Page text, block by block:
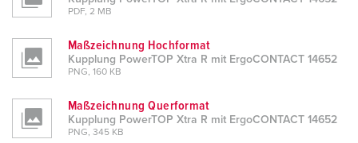
PDF, 2 MB
Maßzeichnung Hochformat
Kupplung PowerTOP Xtra R mit ErgoCONTACT 14652
PNG, 160 KB
Maßzeichnung Querformat
Kupplung PowerTOP Xtra R mit ErgoCONTACT 14652
PNG, 345 KB